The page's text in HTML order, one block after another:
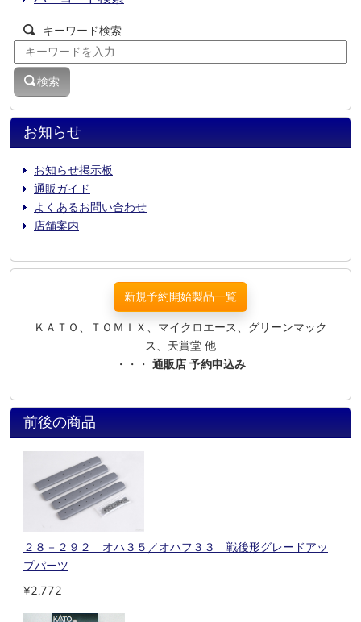
お知らせ
お知らせ掲示板
通販ガイド
よくあるお問い合わせ
店舗案内
キーワード検索
検索
新規予約開始製品一覧
ＫＡＴＯ、ＴＯＭＩＸ、マイクロエース、グリーンマック
ス、天賞堂 他
・・・ 通販店 予約申込み
前後の商品
２８－２９２ オハ３５／オハフ３３ 戦後形グレードアッ
プパーツ
¥2,772